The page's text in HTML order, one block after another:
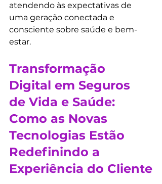
atendendo às expectativas de
uma geração conectada e
consciente sobre saúde e bem-
estar.
Transformação
Digital em Seguros
de Vida e Saúde:
Como as Novas
Tecnologias Estão
Redefinindo a
Experiência do Cliente